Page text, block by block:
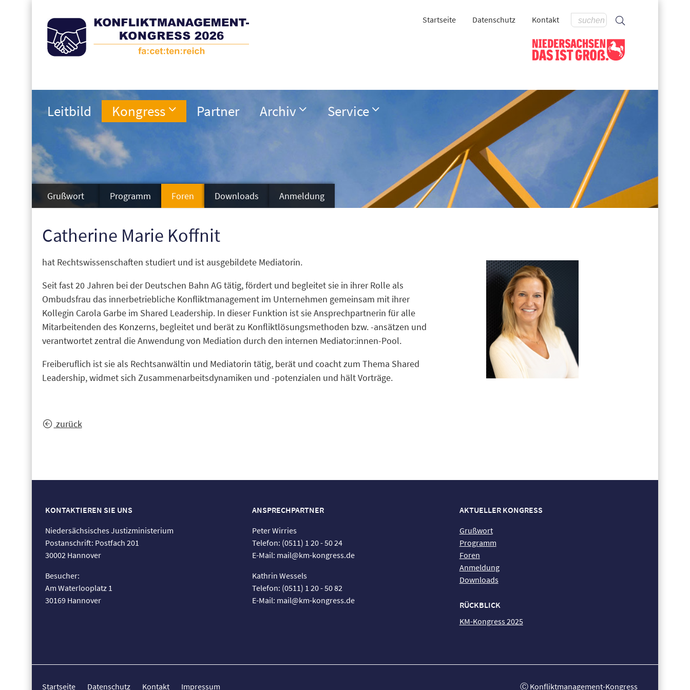
Kontakt
Datenschutz
Startseite
Leitbild Kongress Partner Archiv Service
Grußwort Programm Foren Downloads Anmeldung
Catherine Marie Koffnit
hat Rechtswissenschaften studiert und ist ausgebildete Mediatorin.
Seit fast 20 Jahren bei der Deutschen Bahn AG tätig, fördert und begleitet sie in ihrer Rolle als
Ombudsfrau das innerbetriebliche Konfliktmanagement im Unternehmen gemeinsam mit ihrer
Kollegin Carola Garbe im Shared Leadership. In dieser Funktion ist sie Ansprechpartnerin für alle
Mitarbeitenden des Konzerns, begleitet und berät zu Konfliktlösungsmethoden bzw. -ansätzen und
verantwortet zentral die Anwendung von Mediation durch den internen Mediator:innen-Pool.
Freiberuflich ist sie als Rechtsanwältin und Mediatorin tätig, berät und coacht zum Thema Shared
Leadership, widmet sich Zusammenarbeitsdynamiken und -potenzialen und hält Vorträge.
zurück
KONTAKTIEREN SIE UNS
Niedersächsisches Justizministerium
Postanschrift: Postfach 201
30002 Hannover
Besucher:
Am Waterlooplatz 1
30169 Hannover
ANSPRECHPARTNER
Peter Wirries
Telefon: (0511) 1 20 - 50 24
E-Mail: mail@km-kongress.de
Kathrin Wessels
Telefon: (0511) 1 20 - 50 82
E-Mail: mail@km-kongress.de
AKTUELLER KONGRESS
Grußwort
Programm
Foren
Anmeldung
Downloads
RÜCKBLICK
KM-Kongress 2025
Startseite Datenschutz Kontakt Impressum Ⓒ Konfliktmanagement-Kongress